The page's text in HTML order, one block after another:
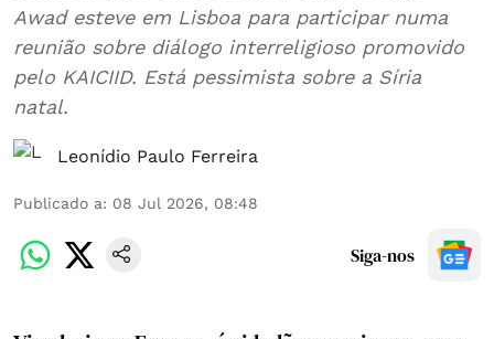
Awad esteve em Lisboa para participar numa
reunião sobre diálogo interreligioso promovido
pelo KAICIID. Está pessimista sobre a Síria
natal.
Leonídio Paulo Ferreira
Publicado a: 08 Jul 2026, 08:48
Siga-nos